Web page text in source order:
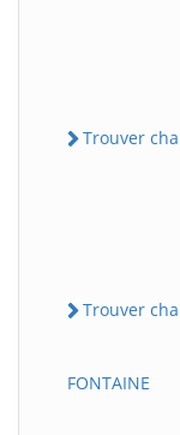
Trouver
Trouver
FONTAINE